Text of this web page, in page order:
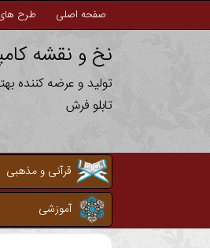
صفحه اصلی طرح
نخ و نقشه
تولید و عرضه کننده
تابلو فرش
قرآنی و مذهبی
آموزشی